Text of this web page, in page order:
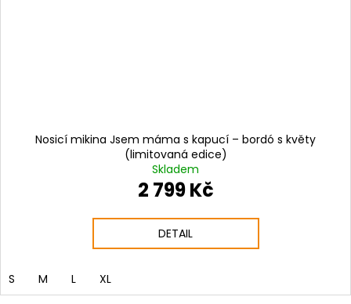
Nosicí mikina Jsem máma s kapucí – bordó s květy
(limitovaná edice)
Skladem
2 799 Kč
DETAIL
S M L XL